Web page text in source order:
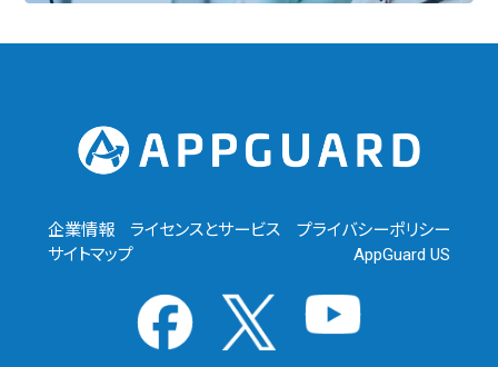
企業情報 ライセンスとサービス
プライバシーポリシー
サイトマップ
AppGuard US